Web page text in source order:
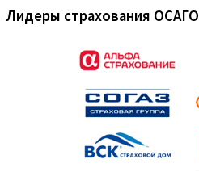
Лидеры страхования ОСАГО